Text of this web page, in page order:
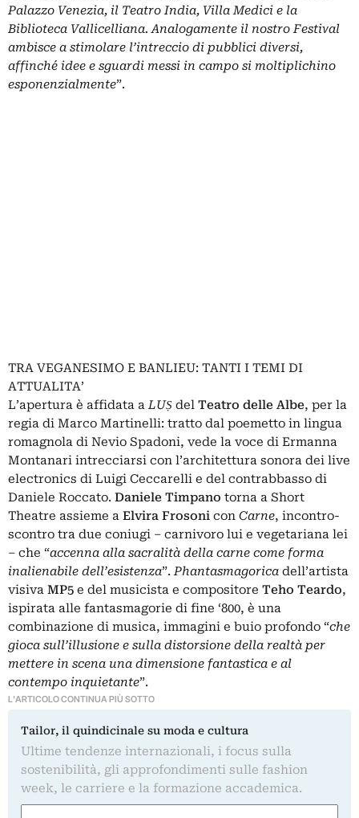
Palazzo Venezia, il Teatro India, Villa Medici e la
Biblioteca Vallicelliana. Analogamente il nostro Festival
ambisce a stimolare l’intreccio di pubblici diversi,
affinché idee e sguardi messi in campo si moltiplichino
esponenzialmente”.
TRA VEGANESIMO E BANLIEU: TANTI I TEMI DI
ATTUALITA’
L’apertura è affidata aLUṢ del Teatro delle Albe, per la
regia di Marco Martinelli: tratto dal poemetto in lingua
romagnola di Nevio Spadoni, vede la voce di Ermanna
Montanari intrecciarsi con l’architettura sonora dei live
electronics di Luigi Ceccarelli e del contrabbasso di
Daniele Roccato. Daniele Timpano torna a Short
Theatre assieme a Elvira Frosoni con Carne, incontro-
scontro tra due coniugi – carnivoro lui e vegetariana lei
– che “accenna alla sacralità della carne come forma
inalienabile dell’esistenza”.Phantasmagorica dell’artista
visiva MP5 e del musicista e compositore Teho Teardo,
ispirata alle fantasmagorie di fine ‘800, è una
combinazione di musica, immagini e buio profondo “che
gioca sull’illusione e sulla distorsione della realtà per
mettere in scena una dimensione fantastica e al
contempo inquietante”.
L'ARTICOLO CONTINUA PIÙ SOTTO
Tailor, il quindicinale su moda e cultura
Ultime tendenze internazionali, i focus sulla
sostenibilità, gli approfondimenti sulle fashion
week, le carriere e la formazione accademica.